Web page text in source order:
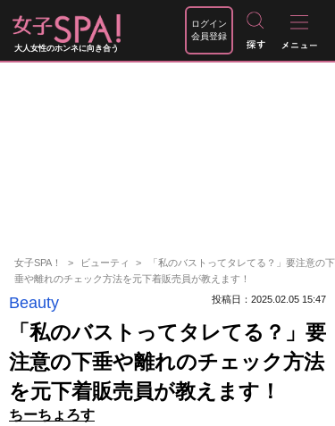
大人女性のホンネに向き合う
ログイン
会員登録
女子SPA！ ビューティ
「私のバストってタレてる？」要注意の下
垂や離れのチェック方法を元下着販売員が教えます！
Beauty 投稿日：2025.02.05 15:47
「私のバストってタレてる？」要
注意の下垂や離れのチェック方法
を元下着販売員が教えます！
ちーちょろす